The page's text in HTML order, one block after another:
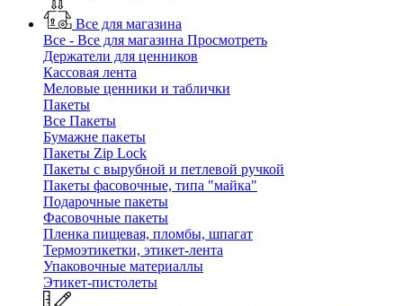
Все для магазина
Все - Все для магазина Просмотреть
Держатели для ценников
Кассовая лента
Меловые ценники и таблички
Пакеты
Все Пакеты
Бумажне пакеты
Пакеты Zip Lock
Пакеты с вырубной и петлевой ручкой
Пакеты фасовочные, типа "майка"
Подарочные пакеты
Фасовочные пакеты
Пленка пищевая, пломбы, шпагат
Термоэтикетки, этикет-лента
Упаковочные материаллы
Этикет-пистолеты